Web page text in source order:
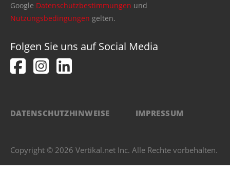
Google Datenschutzbestimmungen und
Nutzungsbedingungen gelten.
Folgen Sie uns auf Social Media
DATENSCHUTZHINWEISE IMPRESSUM
Copyright © 2026 Vertikal.net Inc. Alle Rechte vorbehalten.